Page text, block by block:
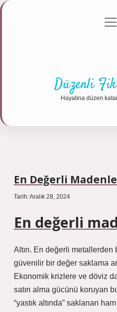
Gizlilik
Düzenli
Hayatına düzen
En Değerli
Tarih: Aralık 28, 2024
En değerli
Altın. En değerli metallerden
güvenilir bir değer saklama
Ekonomik krizlere ve döviz
satın alma gücünü koruyan
“yastık altında” saklanan